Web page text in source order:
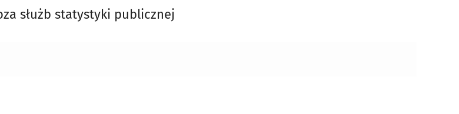
służb statystyki publicznej